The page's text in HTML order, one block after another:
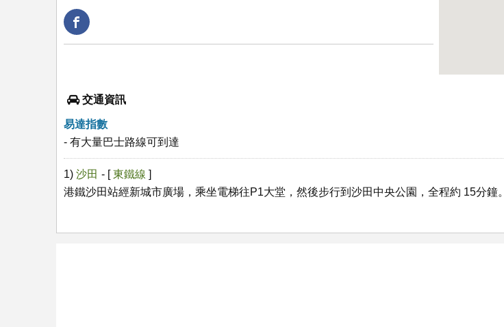
交通資訊
易達指數
- 有大量巴士路線可到達
1) 沙田 - [東鐵線 ]
港鐵沙田站經新城市廣場，乘坐電梯往P1大堂，然後步行到沙田中央公園，全程約 15分鐘。